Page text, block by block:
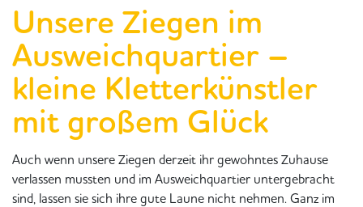
Unsere Ziegen im
Ausweichquartier –
kleine Kletterkünstler
mit großem Glück
Auch wenn unsere Ziegen derzeit ihr gewohntes Zuhause
verlassen mussten und im Ausweichquartier untergebracht
sind, lassen sie sich ihre gute Laune nicht nehmen. Ganz im